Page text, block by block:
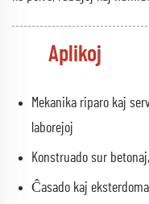
Aplikoj
Mekanika riparo kaj
laborejoj
Konstruado sur
Ĉasado kaj